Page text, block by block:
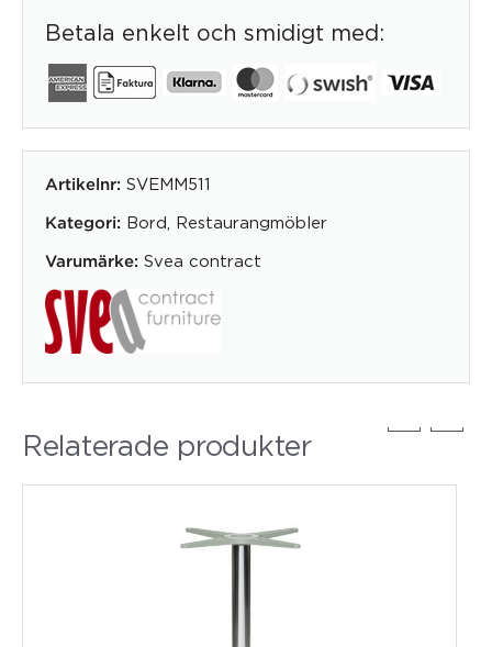
Betala enkelt och smidigt med:
Artikelnr: SVEMM511
Kategori: Bord Restaurangmöbler
Varumärke: Svea contract
Relaterade produkter